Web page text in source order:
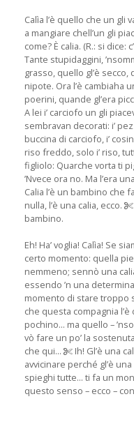
Calìa l’è quello che un gli
a mangiare chell’un gli
come? È calia. (R.: si dice:
Tante stupidaggini,
grasso, quello gl’è secco,
nipote. Ora l’è cambiaha
poerini, quande gl’era
A lei i’ carciofo un gli
sembravan decorati: i’
buccina di carciofo, i’
riso freddo, solo i’ riso,
figliolo: Quarche vorta ti
’Nvece ora no. Ma l’era
Calia l’è un bambino che
nulla, l’è una calia, ecco.
bambino.
Eh! Ha’ voglia! Calìa! Se
certo momento: quella
nemmeno; sennò una
essendo ’n una
momento di stare troppo
che questa compagnia l’è
pochino... ma quello –
vò fare un po’ la
che qui...
Ih! Gl’è una
avvicinare perché gl’è
spieghi tutte... ti fa un
questo senso – ecco –